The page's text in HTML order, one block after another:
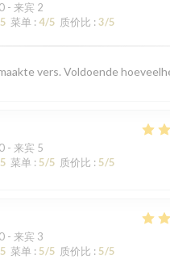
- 来宾 2
菜单 : 4/5 质价比 : 3/5
vers. Voldoende
- 来宾 5
菜单 : 5/5 质价比 : 5/5
- 来宾 3
菜单 : 5/5 质价比 : 5/5